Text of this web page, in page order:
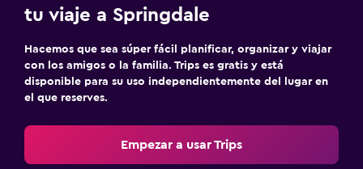
tu viaje a Springdale
Hacemos que sea súper fácil planificar, organizar y viajar
con los amigos o la familia. Trips es gratis y está
disponible para su uso independientemente del lugar en
el que reserves.
Empezar a usar Trips